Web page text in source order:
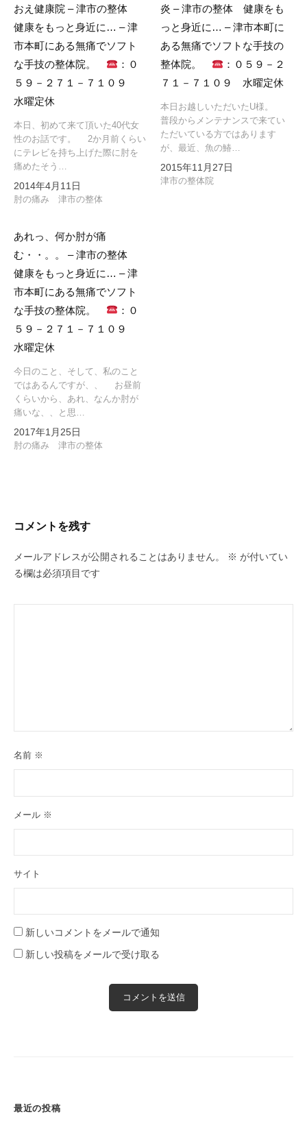
おえ健康院 – 津市の整体
健康をもっと身近に… – 津
市本町にある無痛でソフト
な手技の整体院。
：０
５９－２７１－７１０９
水曜定休
本日、初めて来て頂いた40代女
性のお話です。 2か月前くらい
にテレビを持ち上げた際に肘を
痛めたそう…
2014年4月11日
肘の痛み 津市の整体
炎 – 津市の整体 健康をも
っと身近に… – 津市本町に
ある無痛でソフトな手技の
整体院。
：０５９－２
７１－７１０９ 水曜定休
本日お越しいただいたU様。
普段からメンテナンスで来てい
ただいている方ではあります
が、最近、魚の鰆…
2015年11月27日
津市の整体院
あれっ、何か肘が痛
む・・。。 – 津市の整体
健康をもっと身近に… – 津
市本町にある無痛でソフト
な手技の整体院。
：０
５９－２７１－７１０９
水曜定休
今日のこと、そして、私のこと
ではあるんですが、、 お昼前
くらいから、あれ、なんか肘が
痛いな、、と思…
2017年1月25日
肘の痛み 津市の整体
コメントを残す
メールアドレスが公開されることはありません。 ※ が付いてい
る欄は必須項目です
名前 ※
メール ※
サイト
新しいコメントをメールで通知
新しい投稿をメールで受け取る
最近の投稿